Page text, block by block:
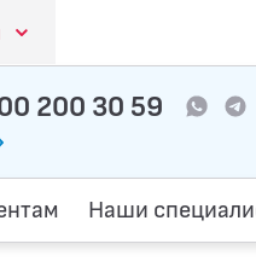
200 30 59
Наши